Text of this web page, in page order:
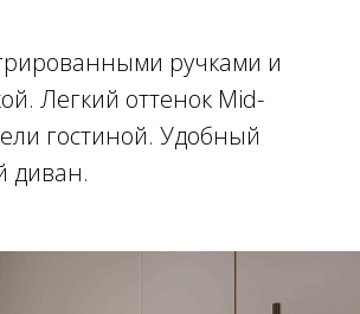
ручками и
Легкий оттенок Mid-
гостиной. Удобный
диван.